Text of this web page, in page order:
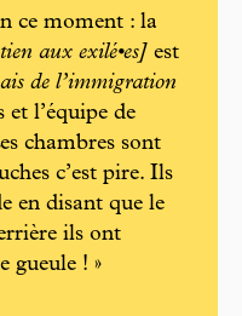
ce moment : la
aux exilé•es] est
de l’immigration
et l’équipe de
chambres sont
c’est pire. Ils
en disant que le
ils ont
gueule ! »